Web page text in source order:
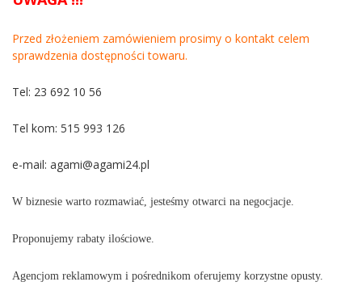
Przed złożeniem zamówieniem prosimy o kontakt celem
sprawdzenia dostępności towaru.
Tel: 23 692 10 56
Tel kom: 515 993 126
e-mail: agami@agami24.pl
W biznesie warto rozmawiać, jesteśmy otwarci na negocjacje.
Proponujemy rabaty ilościowe.
Agencjom reklamowym i pośrednikom oferujemy korzystne opusty.